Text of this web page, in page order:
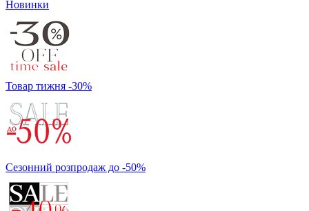
Новинки
Товар тижня -30%
Сезонний розпродаж до -50%